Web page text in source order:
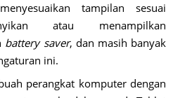
tampilan sesuai
atau menampilkan
battery saver, dan masih banyak
ini.
perangkat komputer dengan